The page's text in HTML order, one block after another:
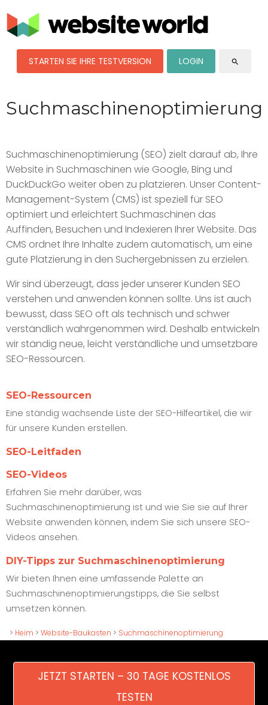
STARTEN SIE IHRE TESTVERSION LOGIN search
Suchmaschinenoptimierung
Suchmaschinenoptimierung (SEO) zielt darauf ab, Ihre
Website in Suchmaschinen wie Google, Bing und
DuckDuckGo weiter oben zu platzieren. Unser Content-
Management-System (CMS) ist speziell für SEO
optimiert und erleichtert Suchmaschinen das
Auffinden, Besuchen und Indexieren Ihrer Website. Das
CMS ordnet Ihre Inhalte zudem automatisch, um eine
gute Platzierung in den Suchergebnissen zu erzielen.
Wir sind überzeugt, dass jeder unserer Kunden SEO
verstehen und anwenden können sollte. Uns ist auch
bewusst, dass SEO oft als technisch und schwer
verständlich wahrgenommen wird. Deshalb entwickeln
wir ständig neue, leicht verständliche und umsetzbare
SEO-Ressourcen.
SEO-Ressourcen
Eine ständig wachsende Liste der SEO-Hilfeartikel, die wir
für unsere Kunden erstellen.
SEO-Leitfaden
SEO-Videos
Erfahren Sie mehr darüber, was
Suchmaschinenoptimierung ist und wie Sie sie auf Ihrer
Website anwenden können, indem Sie sich unsere SEO-
Videos ansehen.
DIY-Tipps zur Suchmaschinenoptimierung
Wir bieten Ihnen eine umfassende Palette an
Suchmaschinenoptimierungstipps, die Sie selbst
umsetzen können.
> Heim > Website-Baukasten > Suchmaschinenoptimierung
JETZT STARTEN – 30 TAGE KOSTENLOS
TESTEN